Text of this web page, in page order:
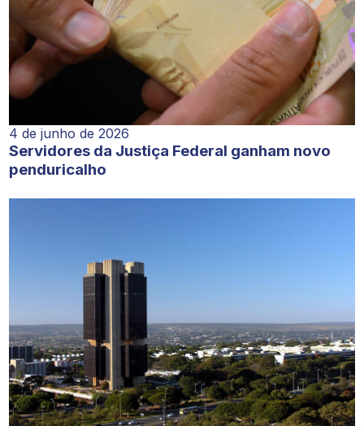
4 de junho de 2026
Servidores da Justiça Federal ganham novo
penduricalho